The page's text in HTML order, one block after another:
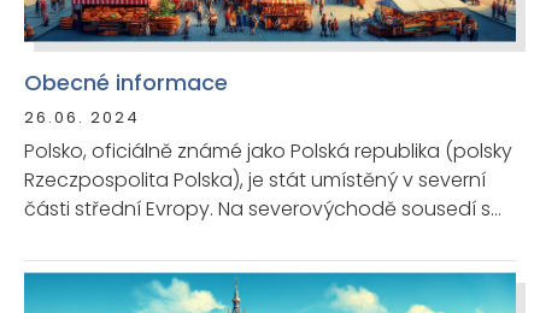
Obecné informace
26.06. 2024
Polsko, oficiálně známé jako Polská republika (polsky
Rzeczpospolita Polska), je stát umístěný v severní
části střední Evropy. Na severovýchodě sousedí s
Ukrajinou, na jihu se Slovenskem a Českem a na
západě s Německem. Má také námořní hranice s